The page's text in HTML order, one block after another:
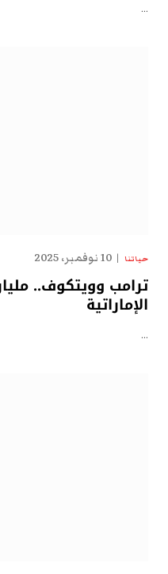
…
حياتنا 10 نوفمبر، 2025
ترامب وويتكوف..
الإماراتية
…